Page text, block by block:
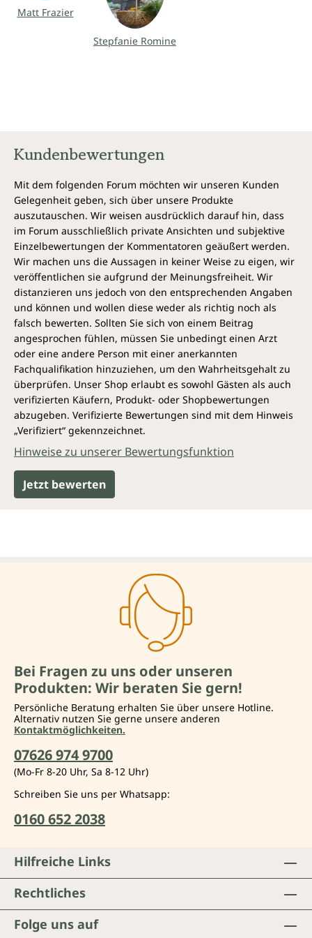
– Dr. Michael Greger
Bestseller-Autor von HOW NOT TO DIE
schlagen!"
Rezension auf homemadecharms.wordpress.com, Juli
2018
Matt Frazier
Stepfanie Romine
Kundenbewertungen
Mit dem folgenden Forum möchten wir unseren Kunden
Gelegenheit geben, sich über unsere Produkte
auszutauschen. Wir weisen ausdrücklich darauf hin, dass
im Forum ausschließlich private Ansichten und subjektive
Einzelbewertungen der Kommentatoren geäußert werden.
Wir machen uns die Aussagen in keiner Weise zu eigen, wir
veröffentlichen sie aufgrund der Meinungsfreiheit. Wir
distanzieren uns jedoch von den entsprechenden Angaben
und können und wollen diese weder als richtig noch als
falsch bewerten. Sollten Sie sich von einem Beitrag
angesprochen fühlen, müssen Sie unbedingt einen Arzt
oder eine andere Person mit einer anerkannten
Fachqualifikation hinzuziehen, um den Wahrheitsgehalt zu
überprüfen. Unser Shop erlaubt es sowohl Gästen als auch
verifizierten Käufern, Produkt- oder Shopbewertungen
abzugeben. Verifizierte Bewertungen sind mit dem Hinweis
„Verifiziert“ gekennzeichnet.
Hinweise zu unserer Bewertungsfunktion
Jetzt bewerten
Bei Fragen zu uns oder unseren
Produkten: Wir beraten Sie gern!
Persönliche Beratung erhalten Sie über unsere Hotline.
Alternativ nutzen Sie gerne unsere anderen
Kontaktmöglichkeiten.
07626 974 9700
(Mo-Fr 8-20 Uhr, Sa 8-12 Uhr)
Schreiben Sie uns per Whatsapp:
0160 652 2038
Folge uns auf
Hilfreiche Links
Rechtliches